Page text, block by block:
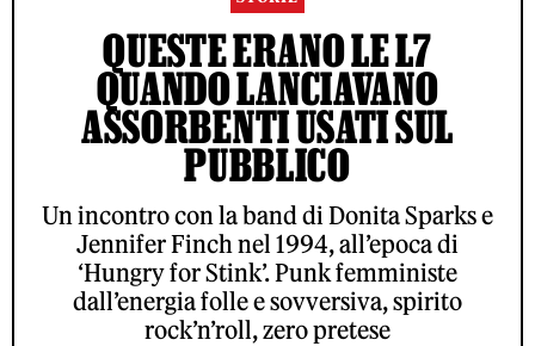
QUESTE ERANO LE L7
QUANDO LANCIAVANO
ASSORBENTI USATI SUL
PUBBLICO
Un incontro con la band di Donita Sparks e
Jennifer Finch nel 1994, all’epoca di
‘Hungry for Stink’. Punk femministe
dall’energia folle e sovversiva, spirito
rock’n’roll, zero pretese